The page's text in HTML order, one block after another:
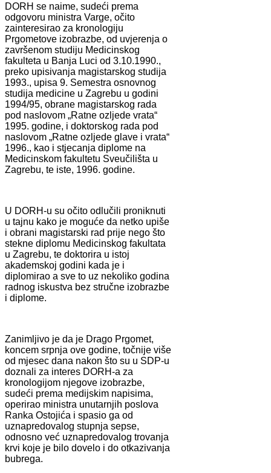
DORH se naime, sudeći prema
odgovoru ministra Varge, očito
zainteresirao za kronologiju
Prgometove izobrazbe, od uvjerenja o
završenom studiju Medicinskog
fakulteta u Banja Luci od 3.10.1990.,
preko upisivanja magistarskog studija
1993., upisa 9. Semestra osnovnog
studija medicine u Zagrebu u godini
1994/95, obrane magistarskog rada
pod naslovom „Ratne ozljede vrata“
1995. godine, i doktorskog rada pod
naslovom „Ratne ozljede glave i vrata“
1996., kao i stjecanja diplome na
Medicinskom fakultetu Sveučilišta u
Zagrebu, te iste, 1996. godine.
U DORH-u su očito odlučili proniknuti
u tajnu kako je moguće da netko upiše
i obrani magistarski rad prije nego što
stekne diplomu Medicinskog fakultata
u Zagrebu, te doktorira u istoj
akademskoj godini kada je i
diplomirao a sve to uz nekoliko godina
radnog iskustva bez stručne izobrazbe
i diplome.
Zanimljivo je da je Drago Prgomet,
koncem srpnja ove godine, točnije više
od mjesec dana nakon što su u SDP-u
doznali za interes DORH-a za
kronologijom njegove izobrazbe,
sudeći prema medijskim napisima,
operirao ministra unutarnjih poslova
Ranka Ostojića i spasio ga od
uznapredovalog stupnja sepse,
odnosno već uznapredovalog trovanja
krvi koje je bilo dovelo i do otkazivanja
bubrega.